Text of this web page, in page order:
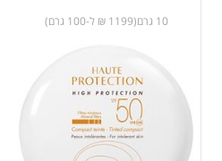
10 גרם(1199 ₪ ל-100 גרם)